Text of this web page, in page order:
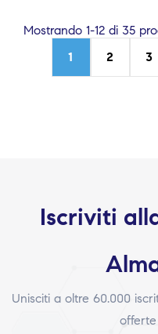
Mostrando 1-12 di 35
1
2 3
Iscriviti
Unisciti a oltre 60.000